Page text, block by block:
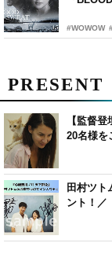
#WOWOW
PRESENT
【監督
20名様を
田村ツト
ント！／